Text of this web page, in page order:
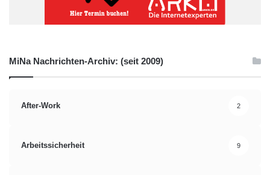
MiNa Nachrichten-Archiv: (seit 2009)
After-Work 2
Arbeitssicherheit 9